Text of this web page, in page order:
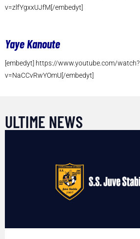
v=zlfYgxxUJfM[/embedyt]
Yaye Kanoute
[embedyt] https://www.youtube.com/watch?
v=NaCCvRwYOmU[/embedyt]
ULTIME NEWS